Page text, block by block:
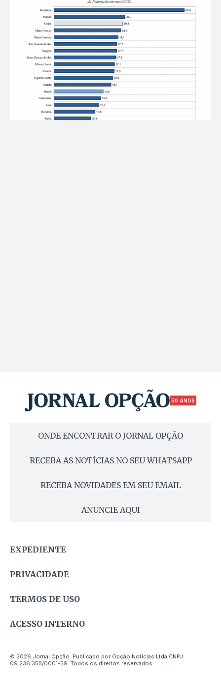
50 ANOS
ONDE ENCONTRAR O JORNAL OPÇÃO
RECEBA AS NOTÍCIAS NO SEU WHATSAPP
RECEBA NOVIDADES EM SEU EMAIL
ANUNCIE AQUI
EXPEDIENTE
PRIVACIDADE
TERMOS DE USO
ACESSO INTERNO
© 2026 Jornal Opção. Publicado por Opção Notícias Ltda CNPJ
09.236.355/0001-59. Todos os direitos reservados.